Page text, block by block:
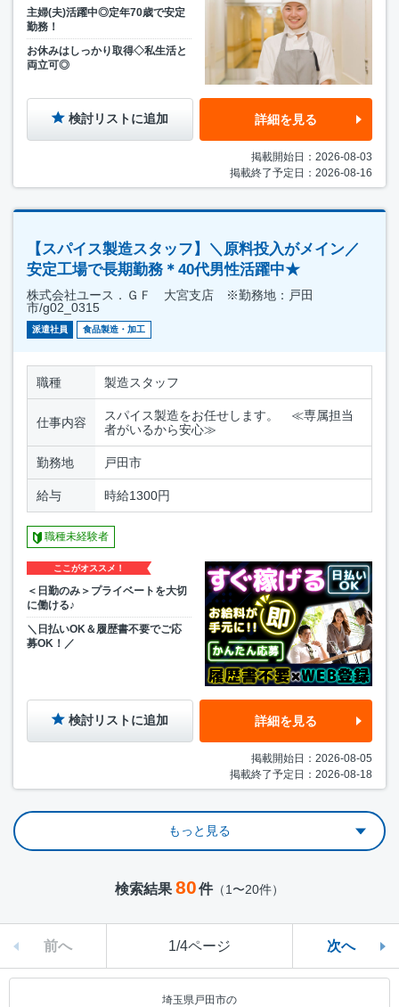
主婦(夫)活躍中◎定年70歳で安定
勤務！
お休みはしっかり取得◇私生活と
両立可◎
検討リストに追加 詳細を見る
掲載開始日：2026-08-03
掲載終了予定日：2026-08-16
【スパイス製造スタッフ】＼原料投入がメイン／
安定工場で長期勤務＊40代男性活躍中★
株式会社ユース．ＧＦ 大宮支店 ※勤務地：戸田
市/g02_0315
派遣社員 食品製造・加工
職種 製造スタッフ
仕事内容
スパイス製造をお任せします。 ≪専属担当
者がいるから安心≫
勤務地 戸田市
給与 時給1300円
職種未経験者
ここがオススメ！
＜日勤のみ＞プライベートを大切
に働ける♪
＼日払いOK＆履歴書不要でご応
募OK！／
検討リストに追加 詳細を見る
掲載開始日：2026-08-05
掲載終了予定日：2026-08-18
もっと見る
検索結果 80件（1〜20件）
前へ 1/4ページ 次へ
埼玉県戸田市の